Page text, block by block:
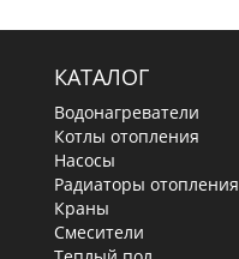
КАТАЛОГ
Водонагреватели
Котлы отопления
Насосы
Радиаторы отопления
Краны
Смесители